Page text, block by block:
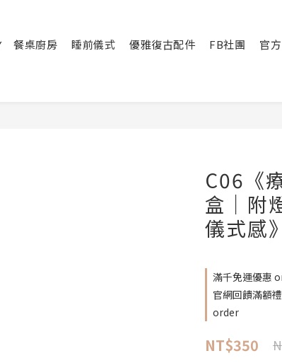
餐桌廚房 睡前儀式 優雅復古配件 FB社團 官
C06《
盒｜附
儀式感》
滿千免運優惠
官網回饋滿額
order
NT$350